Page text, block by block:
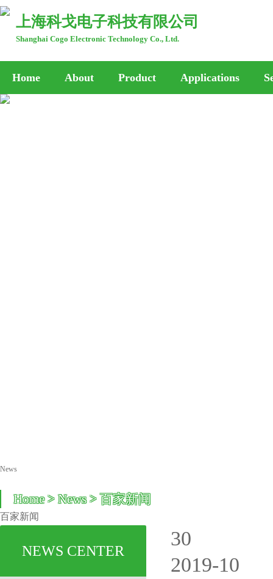
上海科戈电子科技有限公司
Shanghai Cogo Electronic Technology Co., Ltd.
Home About Product Applications
News
Home> News > 百家新闻
百家新闻
NEWS CENTER
30
2019-10